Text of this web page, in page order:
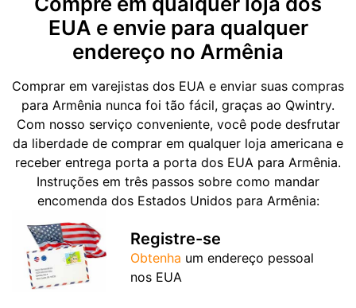
EUA e envie para qualquer
endereço no Armênia
Comprar em varejistas dos EUA e enviar suas compras
para Armênia nunca foi tão fácil, graças ao Qwintry.
Com nosso serviço conveniente, você pode desfrutar
da liberdade de comprar em qualquer loja americana e
receber entrega porta a porta dos EUA para Armênia.
Instruções em três passos sobre como mandar
encomenda dos Estados Unidos para Armênia:
Registre-se
Obtenha um endereço pessoal
nos EUA